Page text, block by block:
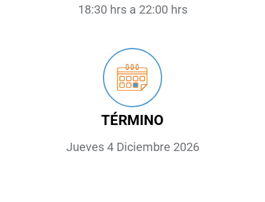
18:30 hrs a 22:00 hrs
TÉRMINO
Jueves 4 Diciembre 2026